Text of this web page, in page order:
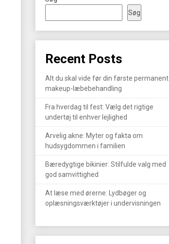
Søg
Recent Posts
Alt du skal vide før din første permanent
makeup-læbebehandling
Fra hverdag til fest: Vælg det rigtige
undertøj til enhver lejlighed
Arvelig akne: Myter og fakta om
hudsygdommen i familien
Bæredygtige bikinier: Stilfulde valg med
god samvittighed
At læse med ørerne: Lydbøger og
oplæsningsværktøjer i undervisningen